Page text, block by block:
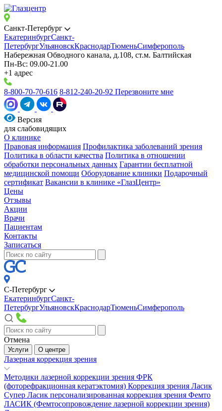
Санкт-Петербург
ЕкатеринбургСанкт-
ПетербургУльяновскКраснодарТюменьСимферополь
Набережная Обводного канала, д.108, ст.м. Балтийская
Пн-Вс: 09.00-21.00
+1 адрес
8-800-70-70-616 8-812-240-20-92 Перезвоните мне
Версия
для слабовидящих
О клинике
Правовая информация Профилактика заболеваний зрения
Политика в области качества Политика в отношении
обработки персональных данных Гарантии бесплатной
медицинской помощи Оборудование клиники Подарочный
сертификат Вакансии в клинике «ГлазЦентр»
Цены
Отзывы
Акции
Врачи
Пациентам
Контакты
Записаться
С-Петербург
ЕкатеринбургСанкт-
ПетербургУльяновскКраснодарТюменьСимферополь
Отмена
Услуги О центре
Лазерная коррекция зрения
Методики лазерной коррекции зрения ФРК
(фоторефракционная кератэктомия) Коррекция зрения Ласик
Супер Ласик персонализированная коррекция зрения Фемто
ЛАСИК (Фемтосопровождение лазерной коррекции зрения)